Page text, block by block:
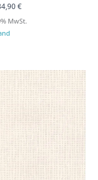
€
MwSt.
Preisspanne:
1,60 €
bis
84,00 €
Preisspanne:
1,60 €
bis
84,00 €